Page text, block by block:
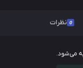
0 نظرات
می‌شود.